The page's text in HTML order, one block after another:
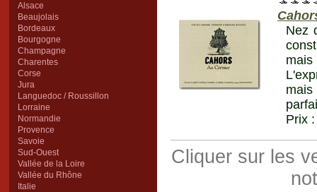
Alsace
Beaujolais
Bordeaux
Bourgogne
Champagne
Charentes
Corse
Jura
Languedoc / Roussillon
Lorraine
Normandie
Provence
Savoie
Sud-Ouest
Vallée de la Loire
Vallée du Rhône
Italie
Nez
mais
Prix
Cliquer sur les